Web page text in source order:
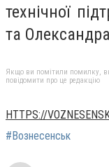
технічної
та
Якщо ви помітили помилку,
повідомити про це редакцію
HTTPS://
#Вознесенськ